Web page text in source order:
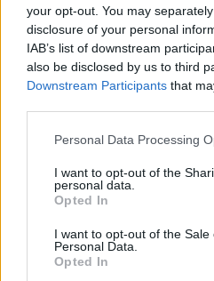
your opt-out. You may
disclosure of your personal
IAB’s list of downstream
also be disclosed by us to third
Downstream Participants that
Personal Data Processing
I want to opt-out of the
personal data.
Opted In
I want to opt-out of the Sale
Personal Data.
Opted In
Info
Tietosuojalauseke
Mediatiedot
RSS-ohje
Lifestyle